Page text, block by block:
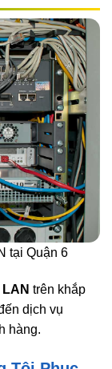
tại Quận 6
trên khắp
dịch vụ
hàng.